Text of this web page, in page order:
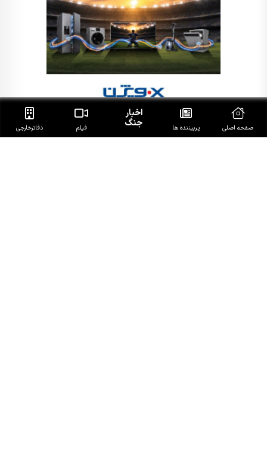
صفحه اصلی پربیننده ها
اخبار
جنگ فیلم دفاتر‌خارجی